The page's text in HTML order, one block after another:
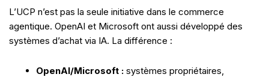
L’UCP n’est pas la seule initiative dans le commerce
agentique. OpenAI et Microsoft ont aussi développé des
systèmes d’achat via IA. La différence :
OpenAI/Microsoft : systèmes propriétaires,